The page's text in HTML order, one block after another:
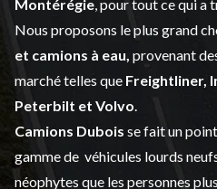
Montérégie , pour tout ce qui a
Nous proposons le plus grand
et camions à eau, provenant
marché telles que Freightliner,
Peterbilt et Volvo
Camions Dubois se fait un
gamme de véhicules lourds
néophytes que les personnes